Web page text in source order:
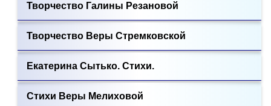
Творчество Галины Резановой
Творчество Веры Стремковской
Екатерина Сытько. Стихи.
Стихи Веры Мелиховой